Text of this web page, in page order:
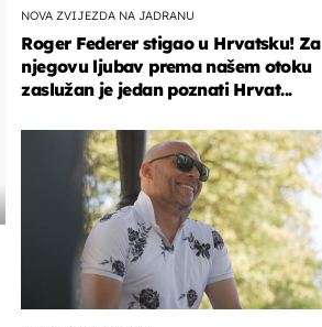
NOVA ZVIJEZDA NA JADRANU
Roger Federer stigao u Hrvatsku! Za
njegovu ljubav prema našem otoku
zaslužan je jedan poznati Hrvat...